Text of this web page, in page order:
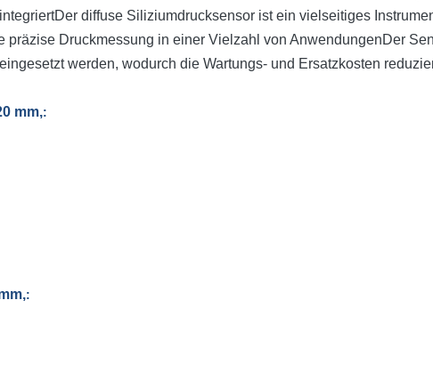
diffuse Siliziumdrucksensor ist ein vielseitiges
präzise Druckmessung in einer Vielzahl von AnwendungenDer
werden, wodurch die Wartungs- und Ersatzkosten
mm,:
: